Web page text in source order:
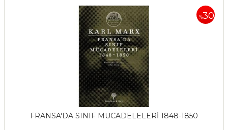
%30
FRANSA'DA SINIF MÜCADELELERİ 1848-1850